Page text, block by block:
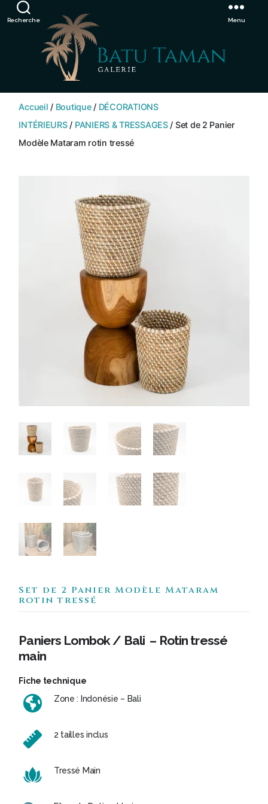
Showroom de Bali, décorations extérieurs et intérieurs Ignorer
Recherche
TAMAN
Menu
Accueil / Boutique/ DÉCORATIONS
INTÉRIEURS/ PANIERS & TRESSAGES/ Set de 2 Panier
Modèle Mataram rotin tressé
Set de 2 Panier Modèle Mataram
rotin tressé
Paniers Lombok / Bali – Rotin tressé
main
Fiche technique
Zone : Indonésie – Bali
2 tailles inclus
Tressé Main